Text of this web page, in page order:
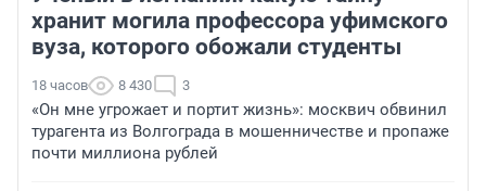
хранит могила профессора уфимского
вуза, которого обожали студенты
18 часов 8 430 3
«Он мне угрожает и портит жизнь»: москвич обвинил
турагента из Волгограда в мошенничестве и пропаже
почти миллиона рублей